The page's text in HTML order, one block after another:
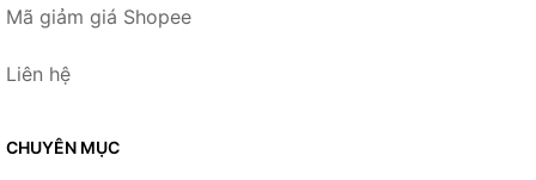
Mã giảm giá Shopee
Liên hệ
CHUYÊN MỤC